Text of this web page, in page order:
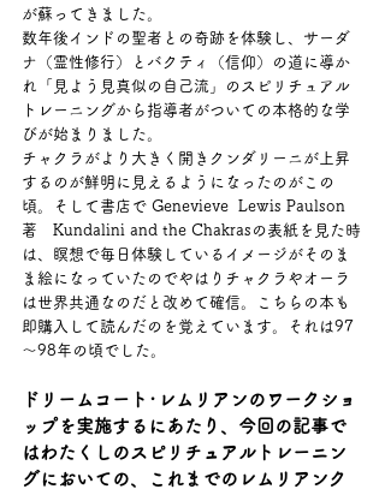
が蘇ってきました。
数年後インドの聖者との奇跡を体験し、サーダ
ナ（霊性修行）とバクティ（信仰）の道に導か
れ「見よう見真似の自己流」のスピリチュアル
トレーニングから指導者がついての本格的な学
びが始まりました。
チャクラがより大きく開きクンダリーニが上昇
するのが鮮明に見えるようになったのがこの
頃。そして書店で Genevieve  Lewis Paulson
著　Kundalini and the Chakrasの表紙を見た時
は、瞑想で毎日体験しているイメージがそのま
ま絵になっていたのでやはりチャクラやオーラ
は世界共通なのだと改めて確信。こちらの本も
即購入して読んだのを覚えています。それは97
～98年の頃でした。
ドリームコート･レムリアンのワークショ
ップを実施するにあたり、今回の記事で
はわたくしのスピリチュアルトレーニン
グにおいての、これまでのレムリアンク